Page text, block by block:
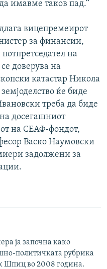
имавме таков пад.“
вицепремеирот
за финансии,
на
доверува на
катастар Никола
ќе биде
треба да биде
досегашниот
на СЕАФ-фондот,
Васко Наумовски
задолжени за
ја започна како
политичката рубрика
Шпиц во 2008 година.